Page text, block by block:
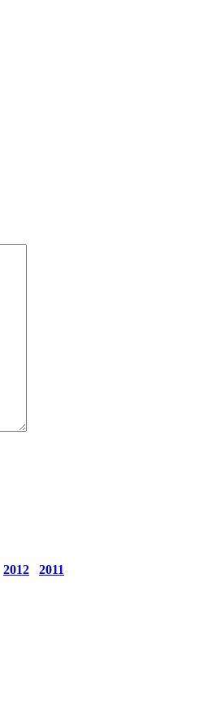
2012 2011